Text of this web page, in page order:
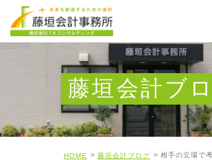
藤垣会計ブ
HOME 藤垣会計ブログ 相手の立場で